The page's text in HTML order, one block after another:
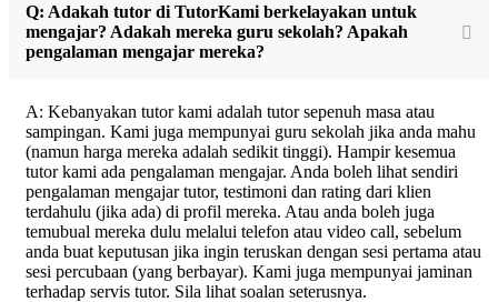
Q: Adakah tutor di TutorKami berkelayakan untuk
mengajar? Adakah mereka guru sekolah? Apakah
pengalaman mengajar mereka?
A: Kebanyakan tutor kami adalah tutor sepenuh masa atau
sampingan. Kami juga mempunyai guru sekolah jika anda mahu
(namun harga mereka adalah sedikit tinggi). Hampir kesemua
tutor kami ada pengalaman mengajar. Anda boleh lihat sendiri
pengalaman mengajar tutor, testimoni dan rating dari klien
terdahulu (jika ada) di profil mereka. Atau anda boleh juga
temubual mereka dulu melalui telefon atau video call, sebelum
anda buat keputusan jika ingin teruskan dengan sesi pertama atau
sesi percubaan (yang berbayar). Kami juga mempunyai jaminan
terhadap servis tutor. Sila lihat soalan seterusnya.